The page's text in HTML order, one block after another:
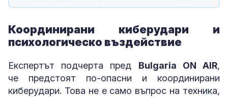
Координирани киберудари и
психологическо въздействие
Експертът подчерта пред Bulgaria ON AIR,
че предстоят по-опасни и координирани
киберудари. Това не е само въпрос на техника,